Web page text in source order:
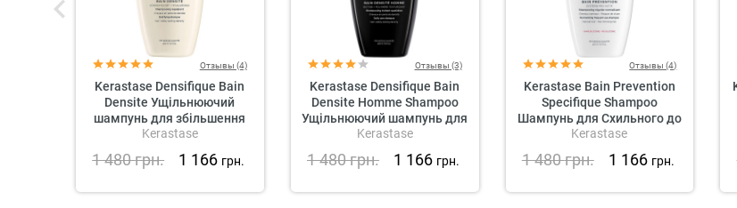
Отзывы (4)
Kerastase Densifique Bain
Densite Ущільнюючий
шампунь для збільшення
густоти волосся
Kerastase
1 480грн. 1 166 грн.
Отзывы (3)
Kerastase Densifique Bain
Densite Homme Shampoo
Ущільнюючий шампунь для
збільшення густини
волосся для чоловіків
Kerastase
1 480грн. 1 166 грн.
Отзывы (4)
Kerastase Bain Prevention
Specifique Shampoo
Шампунь для Схильного до
Випадіння Волосся
Kerastase
1 480грн. 1 166 грн.